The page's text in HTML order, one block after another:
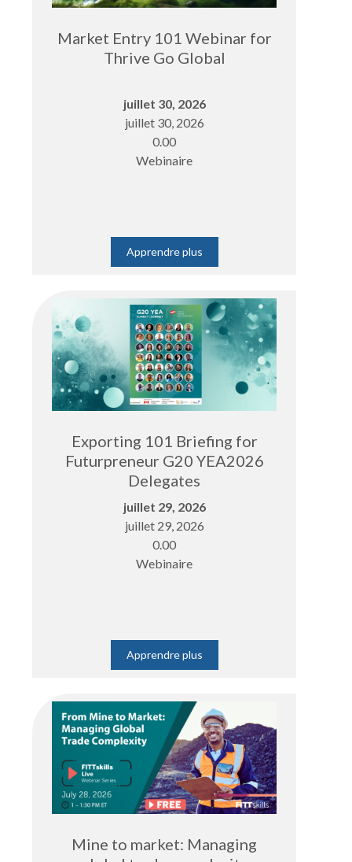
Market Entry 101 Webinar for
Thrive Go Global
juillet 30, 2026
juillet 30, 2026
0.00
Webinaire
Apprendre plus
Exporting 101 Briefing for
Futurpreneur G20 YEA2026
Delegates
juillet 29, 2026
juillet 29, 2026
0.00
Webinaire
Apprendre plus
Mine to market: Managing